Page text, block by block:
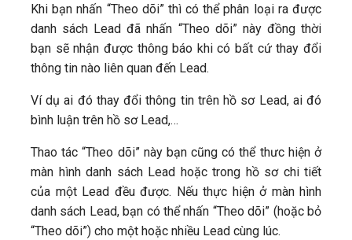
Khi bạn nhấn “Theo dõi” thì có thể phân loại ra được
danh sách Lead đã nhấn “Theo dõi” này đồng thời
bạn sẽ nhận được thông báo khi có bất cứ thay đổi
thông tin nào liên quan đến Lead.
Ví dụ ai đó thay đổi thông tin trên hồ sơ Lead, ai đó
bình luận trên hồ sơ Lead,…
Thao tác “Theo dõi” này bạn cũng có thể thưc hiện ở
màn hình danh sách Lead hoặc trong hồ sơ chi tiết
của một Lead đều được. Nếu thực hiện ở màn hình
danh sách Lead, bạn có thể nhấn “Theo dõi” (hoặc bỏ
“Theo dõi”) cho một hoặc nhiều Lead cùng lúc.